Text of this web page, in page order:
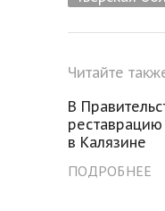
Читайте
В
в Калязине
ПОДРОБНЕЕ